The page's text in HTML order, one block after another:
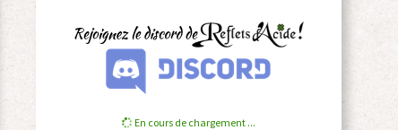
En cours de chargement ...